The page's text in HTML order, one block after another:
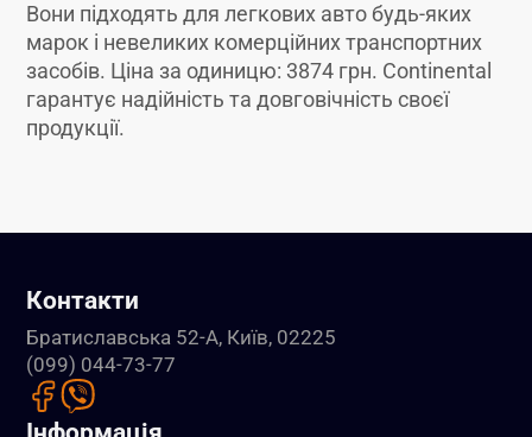
Вони підходять для легкових авто будь-яких
марок і невеликих комерційних транспортних
засобів. Ціна за одиницю: 3874 грн. Continental
гарантує надійність та довговічність своєї
продукції.
Контакти
Братиславська 52-А, Київ, 02225
(099) 044-73-77